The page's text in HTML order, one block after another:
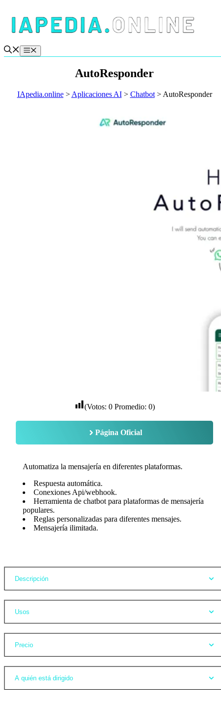
contenido
Menú
AutoResponder
IApedia.online> Aplicaciones AI> Chatbot> AutoResponder
(Votos: 0Promedio: 0)
Página Oficial
Automatiza la mensajería en diferentes plataformas.
Respuesta automática.
Conexiones Api/webhook.
Herramienta de chatbot para plataformas de mensajería
populares.
Reglas personalizadas para diferentes mensajes.
Mensajería ilimitada.
Descripción
Usos
Precio
A quién está dirigido